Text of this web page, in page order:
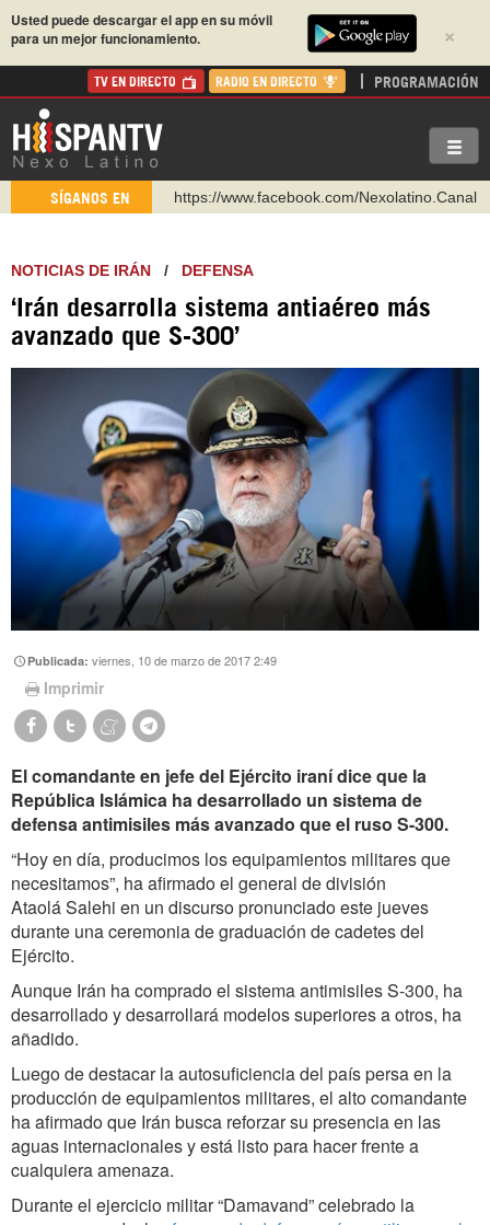
×
Usted puede descargar el app en su móvil
para un mejor funcionamiento.
TV EN DIRECTO RADIO EN DIRECTO PROGRAMACIÓN
SÍGANOS EN
https://www.facebook.com/Nexolatino.Canal
https://urmedium.com/c/hispantv
Instagram como: hispan_tv
NOTICIAS DE IRÁN / DEFENSA
‘Irán desarrolla sistema antiaéreo más
avanzado que S-300’
Publicada:viernes, 10 de marzo de 2017 2:49
Imprimir
El comandante en jefe del Ejército iraní dice que la
República Islámica ha desarrollado un sistema de
defensa antimisiles más avanzado que el ruso S-300.
“Hoy en día, producimos los equipamientos militares que
necesitamos”, ha afirmado el general de división
Ataolá Salehi en un discurso pronunciado este jueves
durante una ceremonia de graduación de cadetes del
Ejército.
Aunque Irán ha comprado el sistema antimisiles S-300, ha
desarrollado y desarrollará modelos superiores a otros, ha
añadido.
Luego de destacar la autosuficiencia del país persa en la
producción de equipamientos militares, el alto comandante
ha afirmado que Irán busca reforzar su presencia en las
aguas internacionales y está listo para hacer frente a
cualquiera amenaza.
Durante el ejercicio militar “Damavand” celebrado la